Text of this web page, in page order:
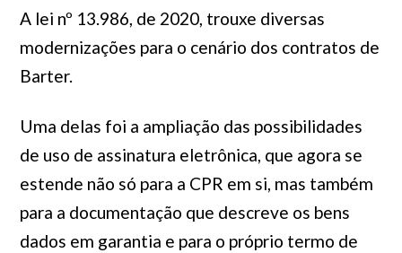
A lei nº 13.986, de 2020, trouxe diversas
modernizações para o cenário dos contratos de
Barter.
Uma delas foi a ampliação das possibilidades
de uso de assinatura eletrônica, que agora se
estende não só para a CPR em si, mas também
para a documentação que descreve os bens
dados em garantia e para o próprio termo de